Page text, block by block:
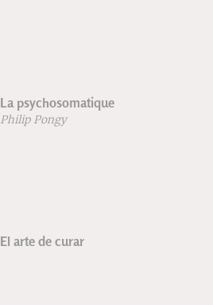
La psychosomatique
Philip Pongy
El arte de curar